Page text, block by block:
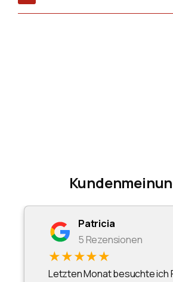
Patricia
5 Rezensionen
★★★★★
Letzten Monat besuchte ich